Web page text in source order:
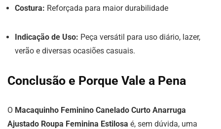
Costura: Reforçada para maior durabilidade
Indicação de Uso: Peça versátil para uso diário, lazer,
verão e diversas ocasiões casuais.
Conclusão e Porque Vale a Pena
O Macaquinho Feminino Canelado Curto Anarruga
Ajustado Roupa Feminina Estilosa é, sem dúvida, uma